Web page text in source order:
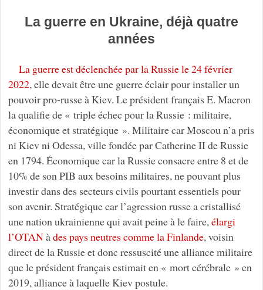
La guerre en Ukraine, déjà quatre
années
La guerre est déclenchée par la Russie le 24 février
2022, elle devait être une guerre éclair pour installer un
pouvoir pro-russe à Kiev. Le président français E. Macron
la qualifie de « triple échec pour la Russie : militaire,
économique et stratégique ». Militaire car Moscou n’a pris
ni Kiev ni Odessa, ville fondée par Catherine II de Russie
en 1794. Économique car la Russie consacre entre 8 et de
10% de son PIB aux besoins militaires, ne pouvant plus
investir dans des secteurs civils pourtant essentiels pour
son avenir. Stratégique car l’agression russe a cristallisé
une nation ukrainienne qui avait peine à le faire, élargi
l’OTANàdes pays neutres comme la Finlande, voisin
direct de la Russie et donc ressuscité une alliance militaire
que le président français estimait en « mort cérébrale » en
2019, alliance à laquelle Kiev postule.